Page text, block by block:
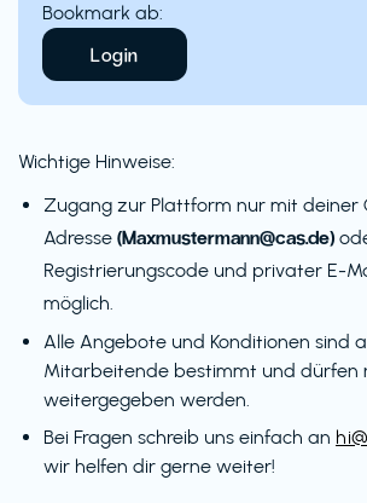
Bookmark ab:
Login
Wichtige Hinweise:
Zugang zur Plattform nur mit deiner
Adresse (Maxmustermann@cas.de)
Registrierungscode und privater E-
möglich.
Alle Angebote und Konditionen sind
Mitarbeitende bestimmt und dürfen
weitergegeben werden.
Bei Fragen schreib uns einfach an
wir helfen dir gerne weiter!